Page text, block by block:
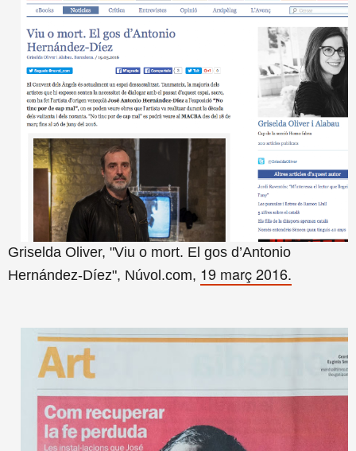
Griselda Oliver, "Viu o mort. El gos d’Antonio
Hernández-Díez", Núvol.com, 19 març 2016.